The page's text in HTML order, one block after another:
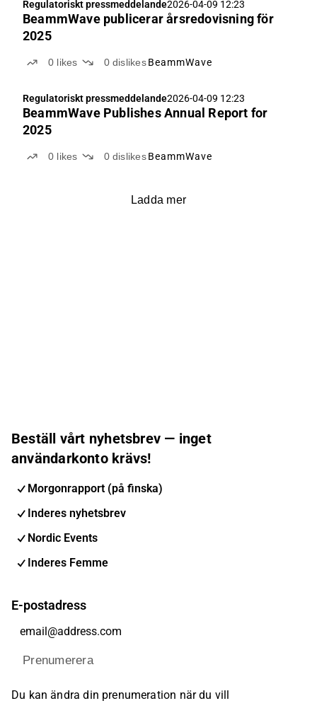
Regulatoriskt pressmeddelande2026-04-09 12:23
BeammWave publicerar årsredovisning för
2025
0 likes 0 dislikes BeammWave
Regulatoriskt pressmeddelande2026-04-09 12:23
BeammWave Publishes Annual Report for
2025
0 likes 0 dislikes BeammWave
Ladda mer
Beställ vårt nyhetsbrev — inget
användarkonto krävs!
Morgonrapport (på finska)
Inderes nyhetsbrev
Nordic Events
Inderes Femme
E-postadress
Prenumerera
Du kan ändra din prenumeration när du vill